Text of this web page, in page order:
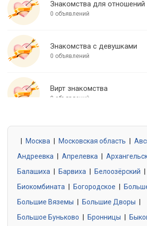
Знакомства для отношений
0 объявлений
Знакомства с девушками
0 объявлений
Вирт знакомства
0 объявлений
0 объявлений
Знакомства без
0 объявлений
Москва Московская область
Андреевка
Апрелевка
Балашиха
Барвиха Белоозёрский
Биокомбината
Богородское
Большие Вяземы
Большие Дворы
Большое Буньково
Бронницы